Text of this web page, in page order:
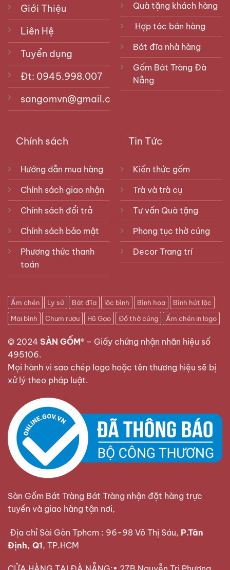
Giới Thiệu
Liên Hệ
Tuyển dụng
Đt: 0945.998.007
sangomvn@gmail.com
Quà tặng khách hàng
Hợp tác bán hàng
Bát đĩa nhà hàng
Gốm Bát Tràng Đà
Nẵng
Chính sách
Hướng dẫn mua hàng
Chính sách giao nhận
Chính sách đổi trả
Chính sách bảo mật
Phương thức thanh
toán
Tin Tức
Kiến thức gốm
Trà và trà cụ
Tư vấn Quà tặng
Phong tục thờ cúng
Decor Trang trí
Ấm chén Ly sứ Bát đĩa lộc bình Bình hoa
Bình hút lộc
Mai bình
Chum rượu Hũ Gạo Đồ thờ cúng Ấm chén in logo
© 2024 SÀN GỐM® – Giấy chứng nhận nhãn hiệu số
495106.
Mọi hành vi sao chép logo hoặc tên thương hiệu sẽ bị
xử lý theo pháp luật.
Sàn Gốm Bát Tràng Bát Tràng nhận đặt hàng trực
tuyến và giao hàng tận nơi,
Địa chỉ Sài Gòn Tphcm : 96-98 Võ Thị Sáu, P.Tân
Định, Q1, TP.HCM